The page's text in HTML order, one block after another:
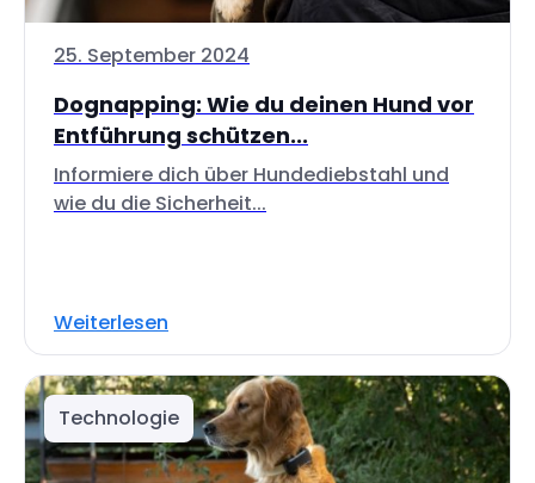
25. September 2024
Dognapping: Wie du deinen Hund vor
Entführung schützen...
Informiere dich über Hundediebstahl und
wie du die Sicherheit...
Weiterlesen
Technologie